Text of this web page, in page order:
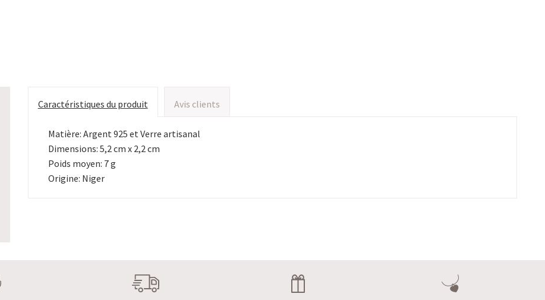
Caractéristiques du produit Avis clients
Matière: Argent 925 et Verre artisanal
Dimensions: 5,2 cm x 2,2 cm
Poids moyen: 7 g
Origine: Niger